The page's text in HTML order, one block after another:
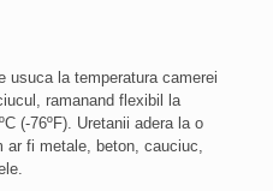
usuca la temperatura camerei
ramanand flexibil la
(-76ºF). Uretanii adera la o
ar fi metale, beton, cauciuc,